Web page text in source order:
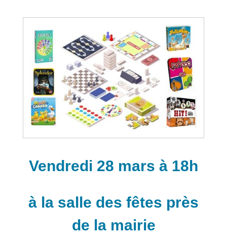
Vendredi 28 mars à 18h
à la salle des fêtes près
de la mairie